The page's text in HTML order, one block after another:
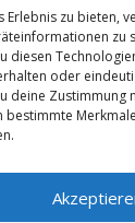
zu bieten,
diesen
oder
deine Zustimmung
bestimmte
.
die
zu
und
basierend
WordPress